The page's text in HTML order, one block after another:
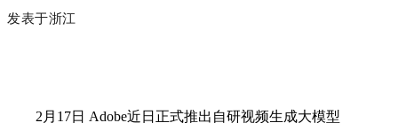
发表于浙江
2月17日 Adobe近日正式推出自研视频生成大模型